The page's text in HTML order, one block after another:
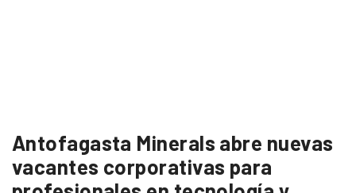
Antofagasta Minerals abre nuevas
vacantes corporativas para